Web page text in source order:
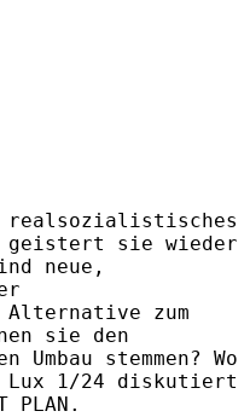
geistert sie wieder
neue,
zum
sie den
stemmen? Wo
1/24 diskutiert
PLAN.